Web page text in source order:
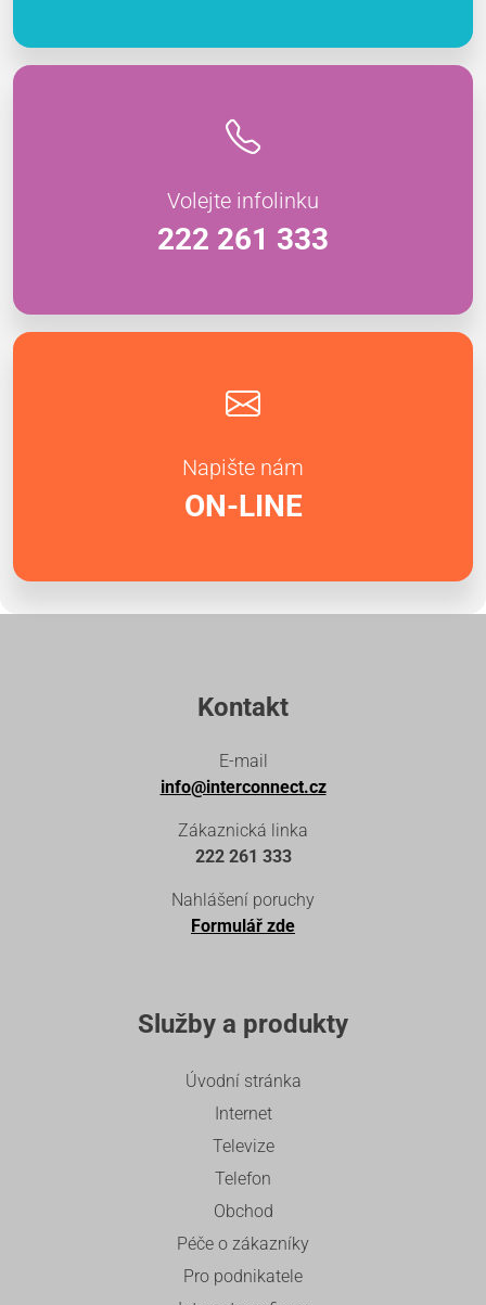
Volejte infolinku
222 261 333
Napište nám
ON-LINE
Kontakt
E-mail
info@interconnect.cz
Zákaznická linka
222 261 333
Nahlášení poruchy
Formulář zde
Služby a produkty
Úvodní stránka
Internet
Televize
Telefon
Obchod
Péče o zákazníky
Pro podnikatele